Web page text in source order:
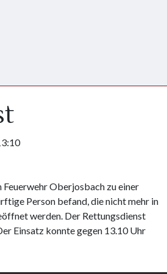
Oberjosbach zu einer
Person befand, die nicht mehr in
werden. Der Rettungsdienst
Einsatz konnte gegen 13.10 Uhr